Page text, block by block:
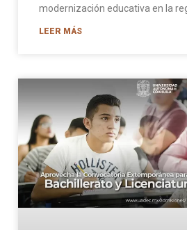
modernización educativa en la
LEER MÁS